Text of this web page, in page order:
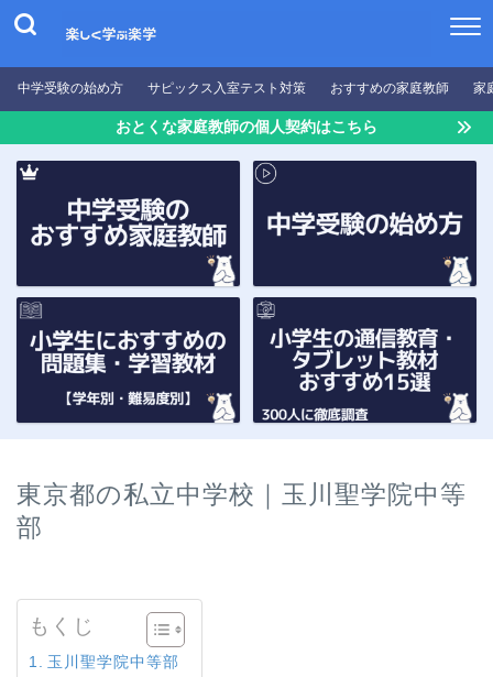
中学受験の始め方 サピックス入室テスト対策 おすすめの家庭教師 家
おとくな家庭教師の個人契約はこちら
東京都の私立中学校｜玉川聖学院中等
部
もくじ
玉川聖学院中等部